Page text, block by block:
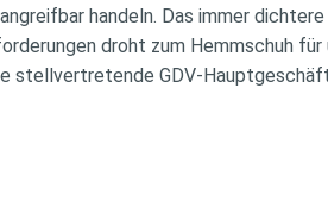
handeln. Das immer
droht zum Hemmschuh
stellvertretende GDV-